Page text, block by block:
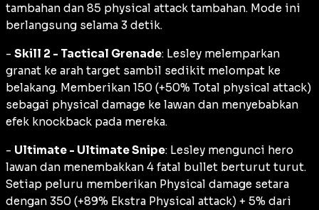
tambahan dan 85 physical attack tambahan. Mode ini
berlangsung selama 3 detik.
- Skill 2 - Tactical Grenade: Lesley melemparkan
granat ke arah target sambil sedikit melompat ke
belakang. Memberikan 150 (+50% Total physical attack)
sebagai physical damage ke lawan dan menyebabkan
efek knockback pada mereka.
- Ultimate - Ultimate Snipe: Lesley mengunci hero
lawan dan menembakkan 4 fatal bullet berturut turut.
Setiap peluru memberikan Physical damage setara
dengan 350 (+89% Ekstra Physical attack) + 5% dari